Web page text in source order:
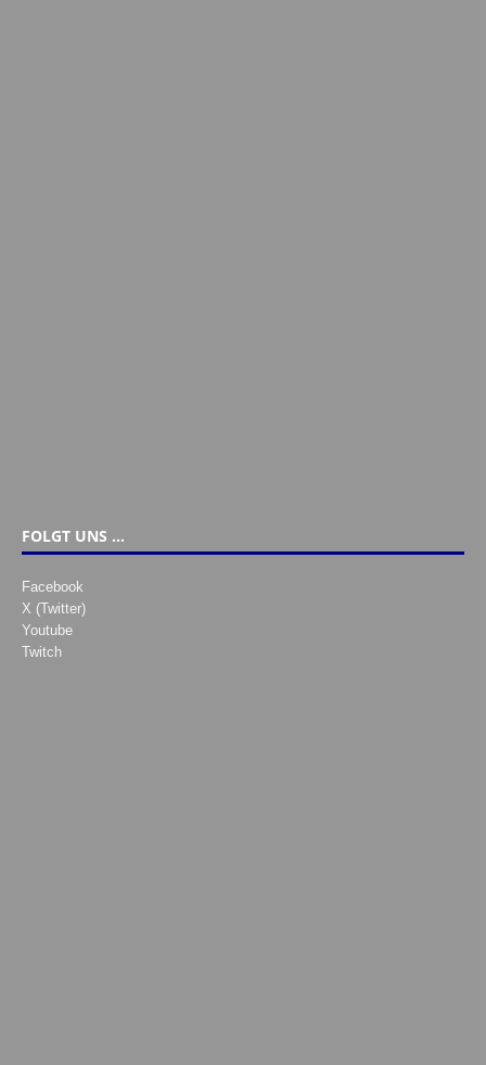
FOLGT UNS …
Facebook
X (Twitter)
Youtube
Twitch